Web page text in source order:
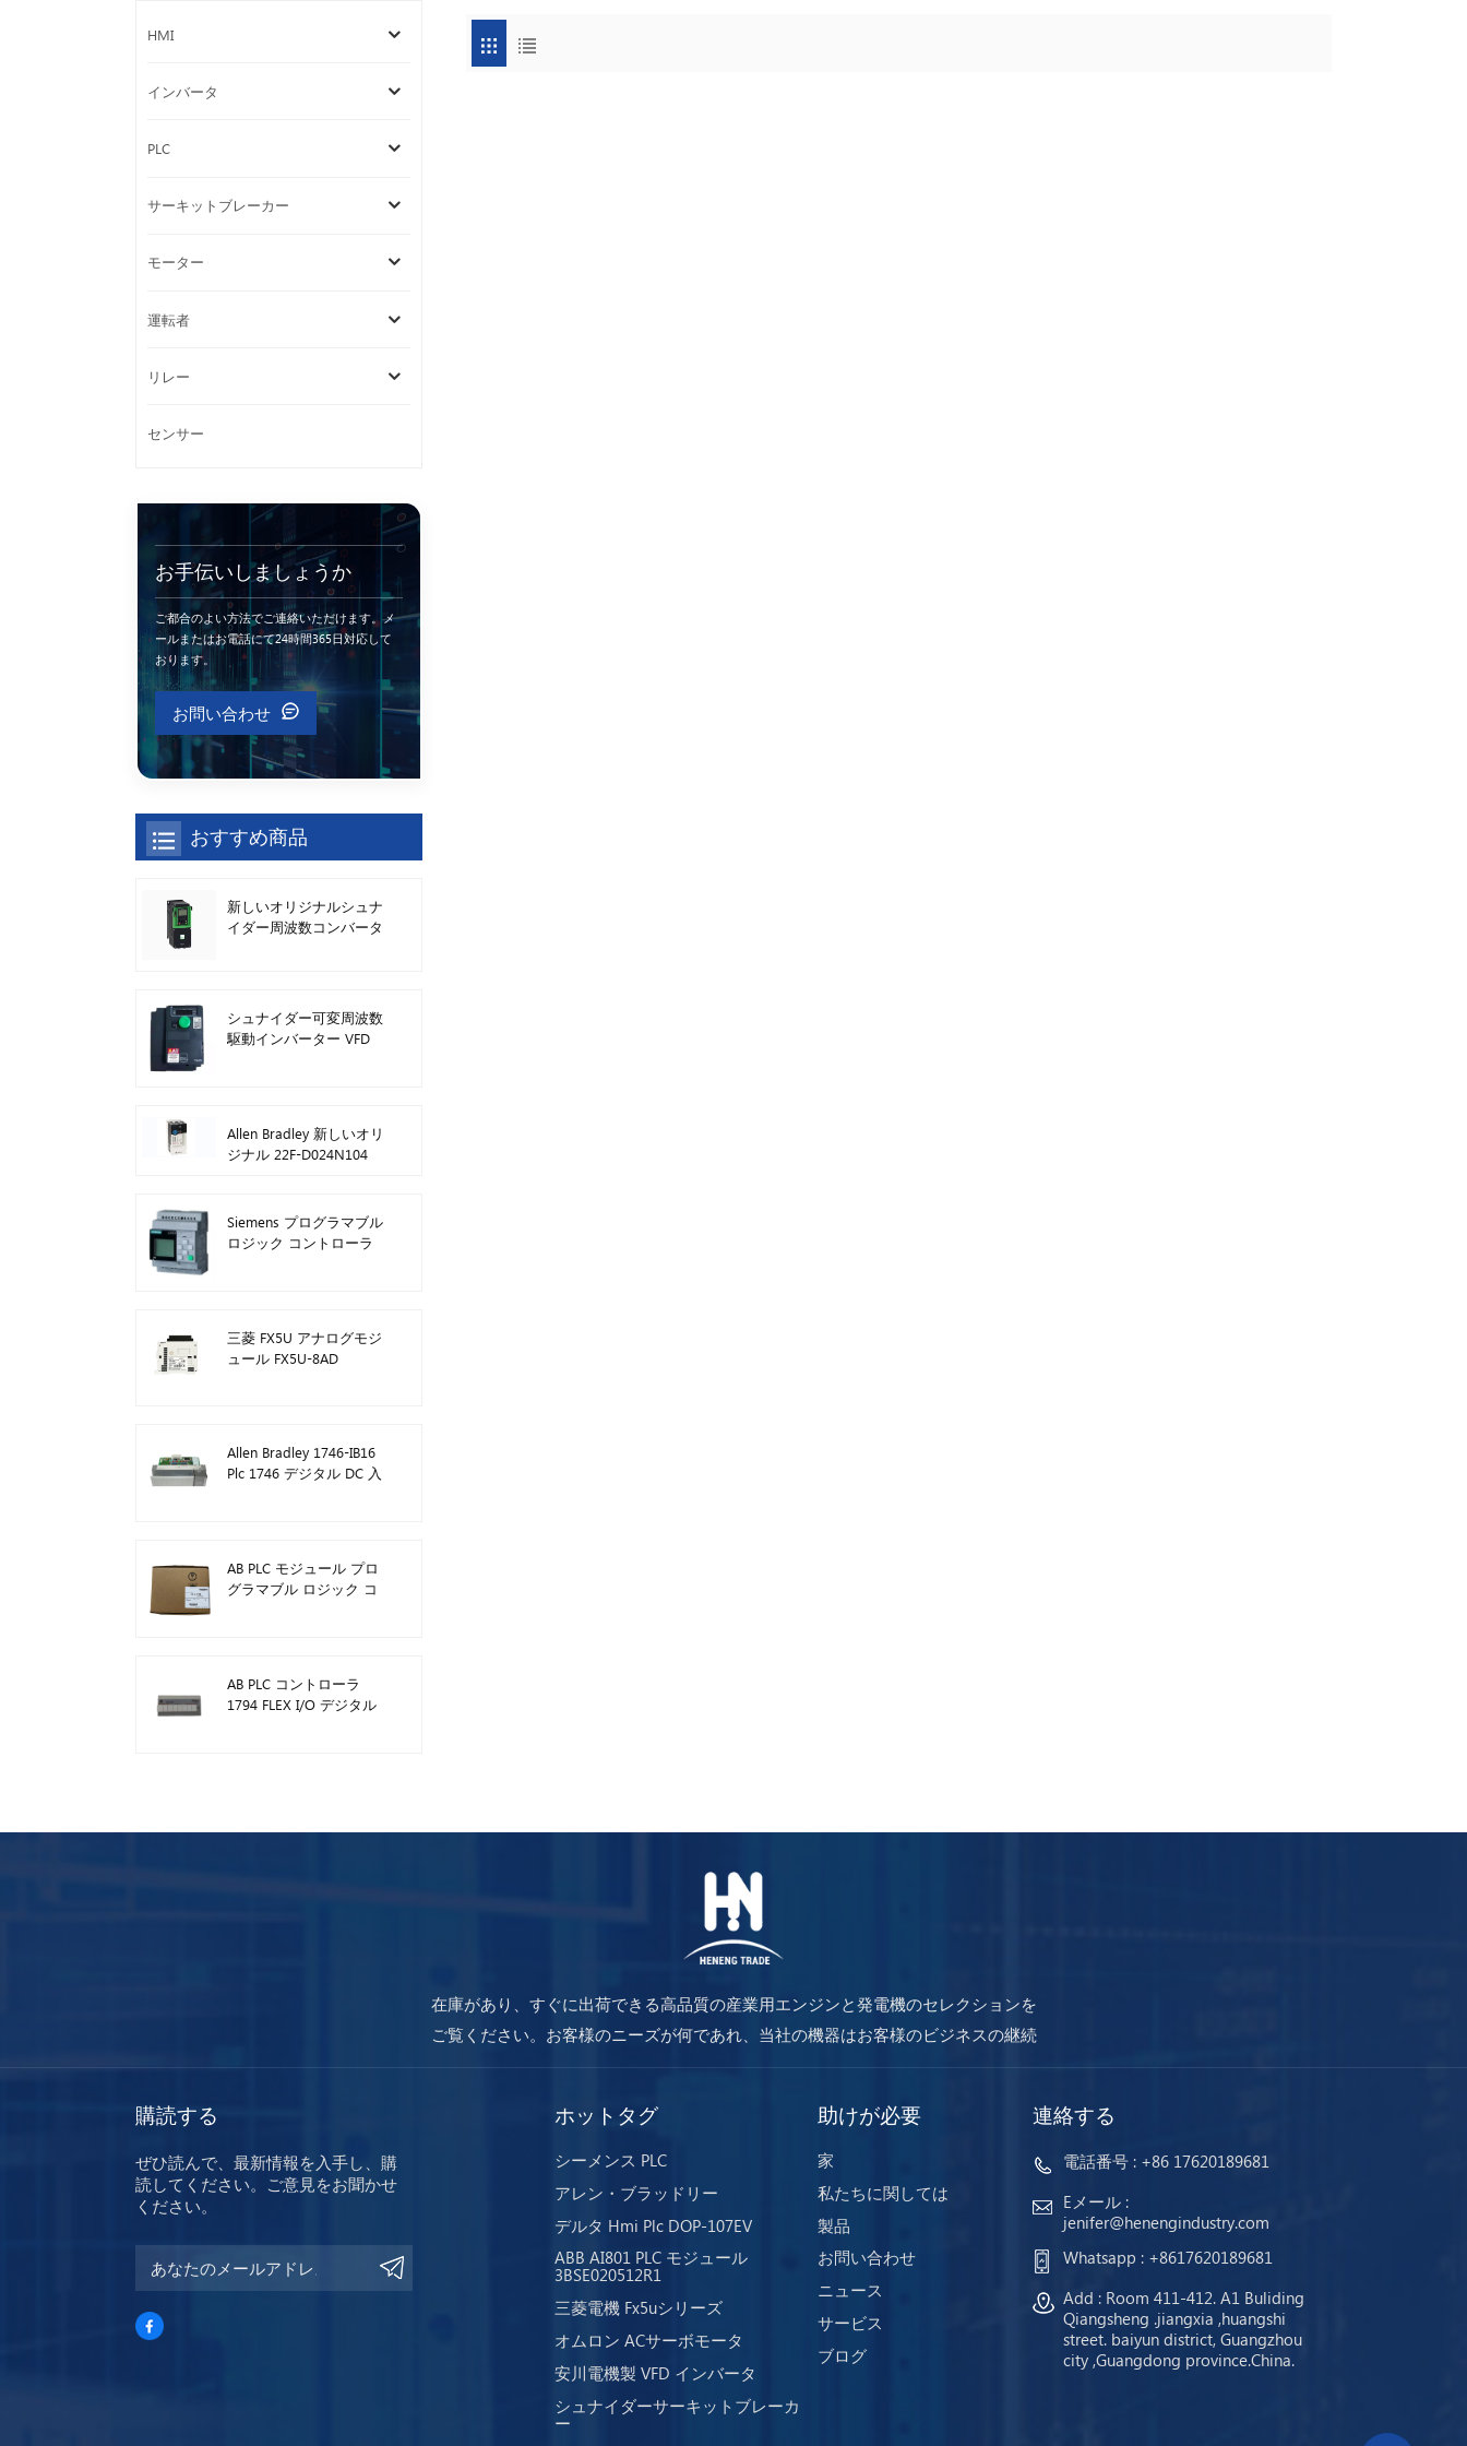
HMI
インバータ
PLC
サーキットブレーカー
モーター
運転者
リレー
センサー
お手伝いしましょうか
ご都合のよい方法でご連絡いただけます。メ
ールまたはお電話にて24時間365日対応して
おります。
お問い合わせ
おすすめ商品
新しいオリジナルシュナ
イダー周波数コンバータ
シュナイダー可変周波数
駆動インバーター VFD
Allen Bradley 新しいオリ
ジナル 22F-D024N104
Siemens プログラマブル
ロジック コントローラ
三菱 FX5U アナログモジ
ュール FX5U-8AD
Allen Bradley 1746-IB16
Plc 1746 デジタル DC 入
AB PLC モジュール プロ
グラマブル ロジック コ
AB PLC コントローラ
1794 FLEX I/O デジタル
在庫があり、すぐに出荷できる高品質の産業用エンジンと発電機のセレクションを
ご覧ください。お客様のニーズが何であれ、当社の機器はお客様のビジネスの継続
を保証します。
購読する
ぜひ読んで、最新情報を入手し、購
読してください。ご意見をお聞かせ
ください。
ホットタグ
シーメンス PLC
アレン・ブラッドリー
デルタ Hmi Plc DOP-107EV
ABB AI801 PLC モジュール
3BSE020512R1
三菱電機 Fx5uシリーズ
オムロン ACサーボモータ
安川電機製 VFD インバータ
シュナイダーサーキットブレーカ
ー
助けが必要
家
私たちに関しては
製品
お問い合わせ
ニュース
サービス
ブログ
連絡する
電話番号 : +86 17620189681
Eメール :
jenifer@henengindustry.com
Whatsapp : +8617620189681
Add : Room 411-412. A1 Buliding
Qiangsheng .jiangxia ,huangshi
street. baiyun district, Guangzhou
city ,Guangdong province.China.